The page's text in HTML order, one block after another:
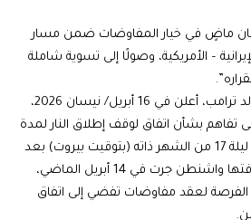
ماضٍ في خيار المفاوضات ضمن مسار
– الأمريكية، وصولًا إلى تسوية شاملة
وكان الرئيس الأمريكي دونالد ترامب، أعلن في 16 أبريل/ نيسان 2026،
تفاهم بشأن اتفاق لوقف إطلاق النار لمدة
10 أيام، ابتداء من منتصف ليلة 17 من الشهر ذاته (بتوقيت بيروت) بعد
مفاوضات مباشرة استضافتها واشنطن جرت في 14 أبريل الماضي،
الفرصة لعقد مفاوضات تفضي إلى اتفاق